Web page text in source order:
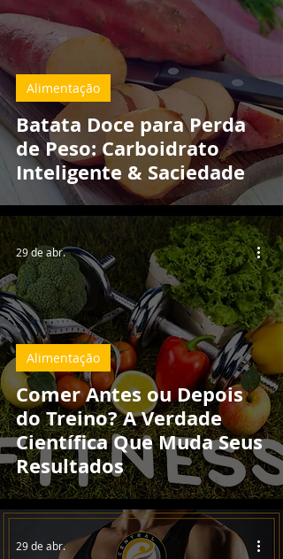
Batata Doce para Perda
de Peso: Carboidrato
Inteligente & Saciedade
Alimentação
Comer Antes ou Depois
do Treino? A Verdade
Científica Que Muda Seus
Resultados
Alimentação
29 de abr.
29 de abr.